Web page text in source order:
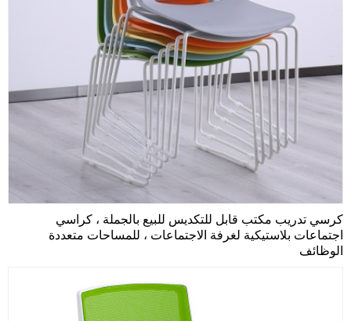
كرسي تدريب مكتب قابل للتكديس للبيع بالجملة ، كراسي
اجتماعات بلاستيكية لغرفة الاجتماعات ، للمساحات متعددة
الوظائف